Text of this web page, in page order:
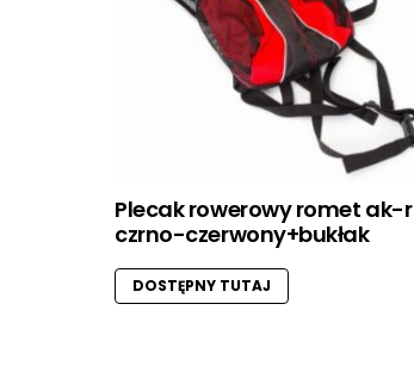
Plecak rowerowy romet ak-r
czrno-czerwony+bukłak
DOSTĘPNY TUTAJ